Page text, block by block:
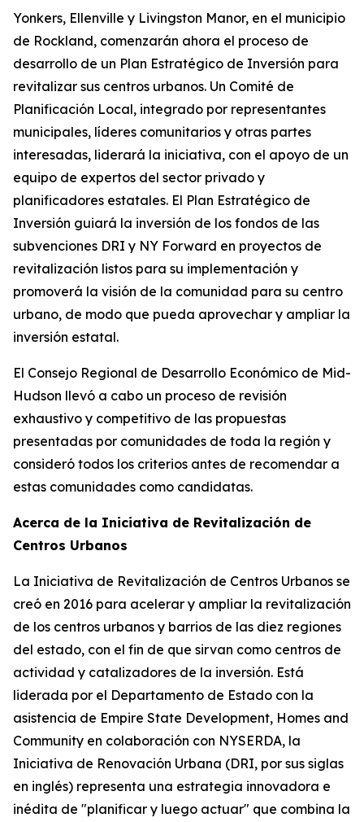
Yonkers, Ellenville y Livingston Manor, en el municipio
de Rockland, comenzarán ahora el proceso de
desarrollo de un Plan Estratégico de Inversión para
revitalizar sus centros urbanos. Un Comité de
Planificación Local, integrado por representantes
municipales, líderes comunitarios y otras partes
interesadas, liderará la iniciativa, con el apoyo de un
equipo de expertos del sector privado y
planificadores estatales. El Plan Estratégico de
Inversión guiará la inversión de los fondos de las
subvenciones DRI y NY Forward en proyectos de
revitalización listos para su implementación y
promoverá la visión de la comunidad para su centro
urbano, de modo que pueda aprovechar y ampliar la
inversión estatal.
El Consejo Regional de Desarrollo Económico de Mid-
Hudson llevó a cabo un proceso de revisión
exhaustivo y competitivo de las propuestas
presentadas por comunidades de toda la región y
consideró todos los criterios antes de recomendar a
estas comunidades como candidatas.
Acerca de la Iniciativa de Revitalización de
Centros Urbanos
La Iniciativa de Revitalización de Centros Urbanos se
creó en 2016 para acelerar y ampliar la revitalización
de los centros urbanos y barrios de las diez regiones
del estado, con el fin de que sirvan como centros de
actividad y catalizadores de la inversión. Está
liderada por el Departamento de Estado con la
asistencia de Empire State Development, Homes and
Community en colaboración con NYSERDA, la
Iniciativa de Renovación Urbana (DRI, por sus siglas
en inglés) representa una estrategia innovadora e
inédita de "planificar y luego actuar" que combina la